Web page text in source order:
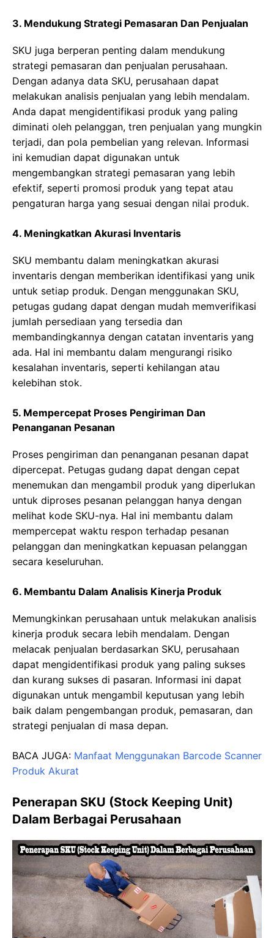
3. Mendukung Strategi Pemasaran Dan Penjualan
SKU juga berperan penting dalam mendukung
strategi pemasaran dan penjualan perusahaan.
Dengan adanya data SKU, perusahaan dapat
melakukan analisis penjualan yang lebih mendalam.
Anda dapat mengidentifikasi produk yang paling
diminati oleh pelanggan, tren penjualan yang mungkin
terjadi, dan pola pembelian yang relevan. Informasi
ini kemudian dapat digunakan untuk
mengembangkan strategi pemasaran yang lebih
efektif, seperti promosi produk yang tepat atau
pengaturan harga yang sesuai dengan nilai produk.
4. Meningkatkan Akurasi Inventaris
SKU membantu dalam meningkatkan akurasi
inventaris dengan memberikan identifikasi yang unik
untuk setiap produk. Dengan menggunakan SKU,
petugas gudang dapat dengan mudah memverifikasi
jumlah persediaan yang tersedia dan
membandingkannya dengan catatan inventaris yang
ada. Hal ini membantu dalam mengurangi risiko
kesalahan inventaris, seperti kehilangan atau
kelebihan stok.
5. Mempercepat Proses Pengiriman Dan
Penanganan Pesanan
Proses pengiriman dan penanganan pesanan dapat
dipercepat. Petugas gudang dapat dengan cepat
menemukan dan mengambil produk yang diperlukan
untuk diproses pesanan pelanggan hanya dengan
melihat kode SKU-nya. Hal ini membantu dalam
mempercepat waktu respon terhadap pesanan
pelanggan dan meningkatkan kepuasan pelanggan
secara keseluruhan.
6. Membantu Dalam Analisis Kinerja Produk
Memungkinkan perusahaan untuk melakukan analisis
kinerja produk secara lebih mendalam. Dengan
melacak penjualan berdasarkan SKU, perusahaan
dapat mengidentifikasi produk yang paling sukses
dan kurang sukses di pasaran. Informasi ini dapat
digunakan untuk mengambil keputusan yang lebih
baik dalam pengembangan produk, pemasaran, dan
strategi penjualan di masa depan.
BACA JUGA: Manfaat Menggunakan Barcode Scanner
Produk Akurat
Penerapan SKU (Stock Keeping Unit)
Dalam Berbagai Perusahaan